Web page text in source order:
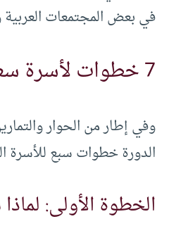
في بعض المجتمعات العربية
7 خطوات لأسرة سعيدة
وفي إطار من الحوار
الدورة خطوات سبع للأسرة
الخطوة الأولى: